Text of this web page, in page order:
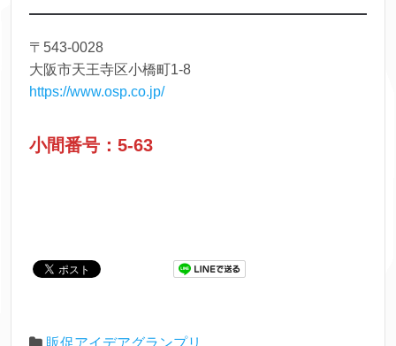
〒543-0028
大阪市天王寺区小橋町1-8
https://www.osp.co.jp/
小間番号：5-63